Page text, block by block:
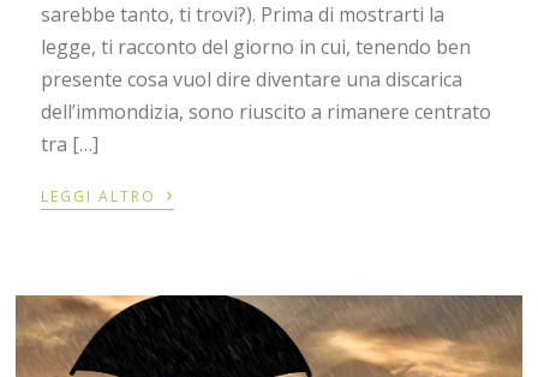
sarebbe tanto, ti trovi?). Prima di mostrarti la
legge, ti racconto del giorno in cui, tenendo ben
presente cosa vuol dire diventare una discarica
dell’immondizia, sono riuscito a rimanere centrato
tra […]
LEGGI ALTRO ›